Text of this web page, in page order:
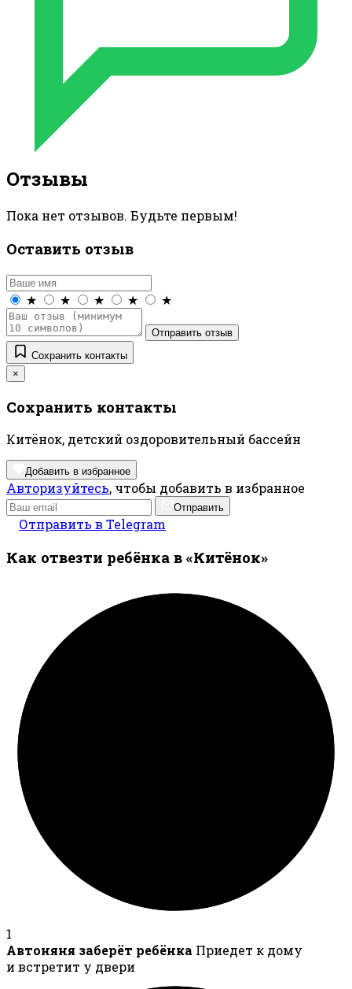
Отзывы
Пока нет отзывов. Будьте первым!
Оставить отзыв
★ ★ ★ ★ ★
Отправить отзыв
Сохранить контакты
×
Сохранить контакты
Китёнок, детский оздоровительный бассейн
Добавить в избранное
Авторизуйтесь, чтобы добавить в избранное
Отправить
Отправить в Telegram
Как отвезти ребёнка в «Китёнок»
1
Автоняня заберёт ребёнка Приедет к дому
и встретит у двери